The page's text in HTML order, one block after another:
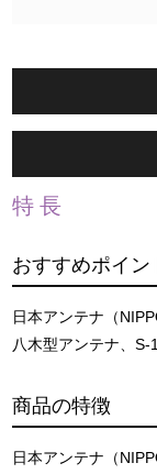
特長
おすすめポイン
日本アンテナ（
八木型アンテナ、S-
商品の特徴
日本アンテナ（